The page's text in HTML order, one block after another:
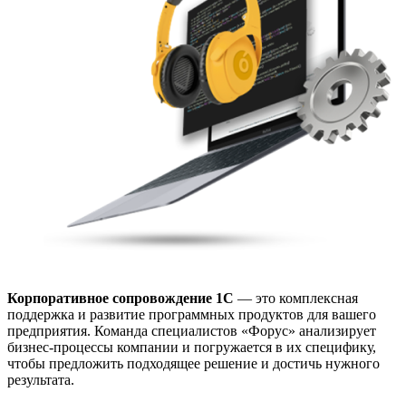
Корпоративное сопровождение 1С — это комплексная
поддержка и развитие программных продуктов для вашего
пред­приятия. Команда специалистов «Форус» анализирует
бизнес-процессы компании и погружается в их специфику,
чтобы предло­жить подходящее решение и достичь нужного
результата.